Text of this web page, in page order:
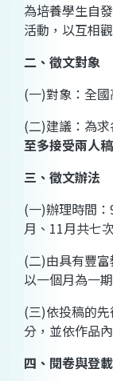
為培養學生自
活動，以互相
二、徵文對象
(一)對象：全國
(二)建議：為
至多接受兩人
三、徵文辦法
(一)辦理時間：
月、 11月共七
(二)由具有豐
以一個月為一
(三)依投稿的
分，並依作品
四、閱卷與登